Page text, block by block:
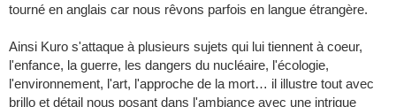
tourné en anglais car nous rêvons parfois en langue étrangère.
Ainsi Kuro s'attaque à plusieurs sujets qui lui tiennent à coeur,
l'enfance, la guerre, les dangers du nucléaire, l'écologie,
l'environnement, l'art, l'approche de la mort… il illustre tout avec
brillo et détail nous posant dans l'ambiance avec une intrigue